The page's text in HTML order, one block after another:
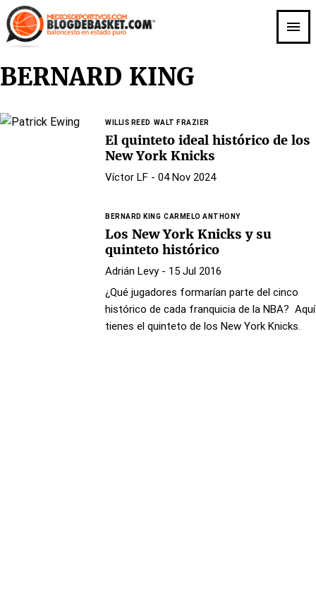
Skip
to
main
BERNARD KING
WILLIS REED WALT FRAZIER
El quinteto ideal histórico de los
New York Knicks
Víctor LF - 04 Nov 2024
BERNARD KING CARMELO ANTHONY
Los New York Knicks y su
quinteto histórico
Adrián Levy- 15 Jul 2016
¿Qué jugadores formarían parte del cinco
histórico de cada franquicia de la NBA? Aquí
tienes el quinteto de los New York Knicks.